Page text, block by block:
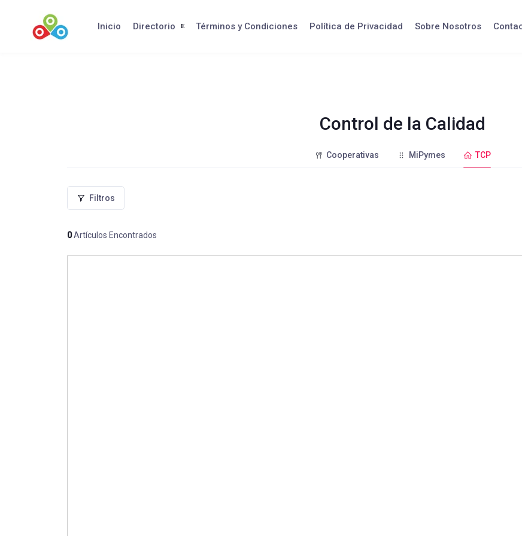
contenido
Inicio Directorio Términos y Condiciones Política de Privacidad Sobre Nosotros
Control de la Calidad
Cooperativas MiPymes TCP
Filtros
0Artículos Encontrados